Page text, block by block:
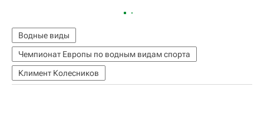
Водные виды
Чемпионат Европы по водным видам спорта
Климент Колесников